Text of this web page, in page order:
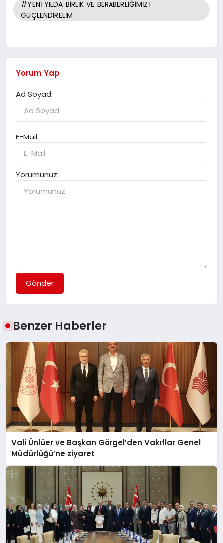
#YENİ YILDA BİRLİK VE BERABERLİĞİMİZİ
GÜÇLENDİRELİM
Yorum Yap
Ad Soyad:
E-Mail:
Yorumunuz:
Gönder
Benzer Haberler
Vali Ünlüer ve Başkan Görgel’den Vakıflar Genel
Müdürlüğü’ne ziyaret